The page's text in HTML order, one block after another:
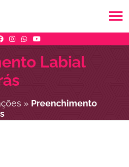
Labial
» Preenchimento